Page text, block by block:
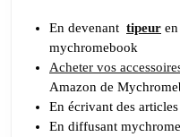
En devenant tipeur
mychromebook
Acheter vos
Amazon de
En écrivant des
En diffusant